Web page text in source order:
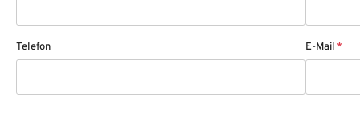
Telefon E-Mail *